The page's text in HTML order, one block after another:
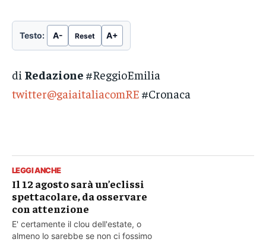
Testo: A- Reset A+
di Redazione #ReggioEmilia
twitter@gaiaitaliacomRE #Cronaca
LEGGI ANCHE
Il 12 agosto sarà un’eclissi
spettacolare, da osservare
con attenzione
E' certamente il clou dell'estate, o
almeno lo sarebbe se non ci fossimo